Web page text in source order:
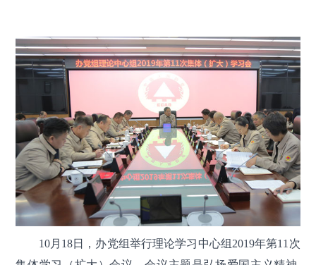
10月18日，办党组举行理论学习中心组2019年第11次